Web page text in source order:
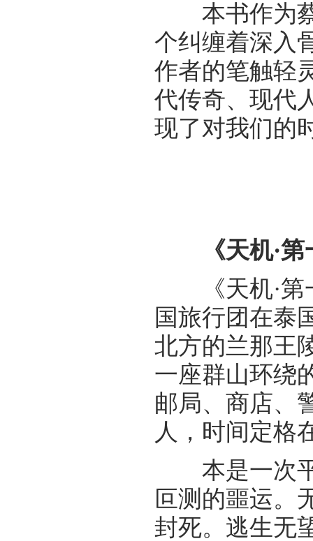
本书作为蔡
个纠缠着深入
作者的笔触轻
代传奇、现代
现了对我们的
《天机·第
《天机·第
国旅行团在泰
北方的兰那王
一座群山环绕
邮局、商店、
人，时间定格
本是一次平
叵测的噩运。
封死。逃生无